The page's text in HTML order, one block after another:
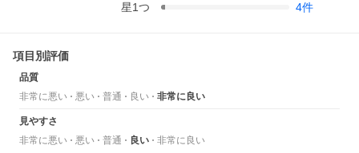
星1つ 4件
項目別評価
品質
非常に悪い
悪い 普通 良い 非常に良い
見やすさ
非常に悪い
悪い 普通 良い 非常に良い